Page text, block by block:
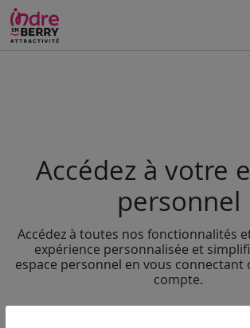
Accédez à votre
personnel
Accédez à toutes nos fonctionnalités
expérience personnalisée et
espace personnel en vous connectant
compte.